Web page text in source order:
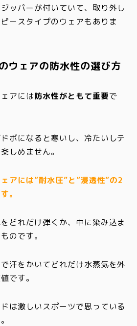
ッパーが付いていて、取り外し
ースタイプのウェアもありま
ウェアの防水性の選び方
アには防水性がともて重要で
ボになると寒いし、冷たいしテ
しめません。
アには”耐水圧”と”浸透性”の2
。
どれだけ弾くか、中に染み込ま
のです。
汗をかいてどれだけ水蒸気を外
です。
は激しいスポーツで思っている